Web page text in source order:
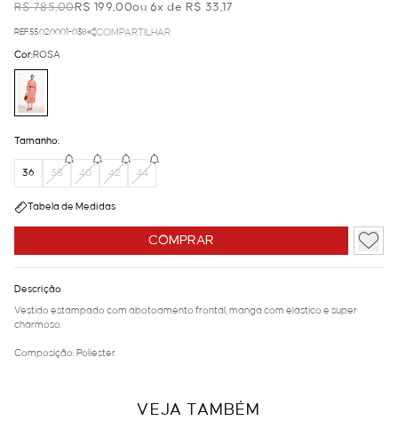
R$ 785,00R$ 199,00ou 6x de R$ 33,17
REF.55.02.0001-038 COMPARTILHAR
COMPRAR
Cor:ROSA
Tamanho:
36 38 40 42 44
Tabela de Medidas
Descrição
Vestido estampado com abotoamento frontal, manga com elástico e super
charmoso.
Composição: Poliéster.
VEJA TAMBÉM